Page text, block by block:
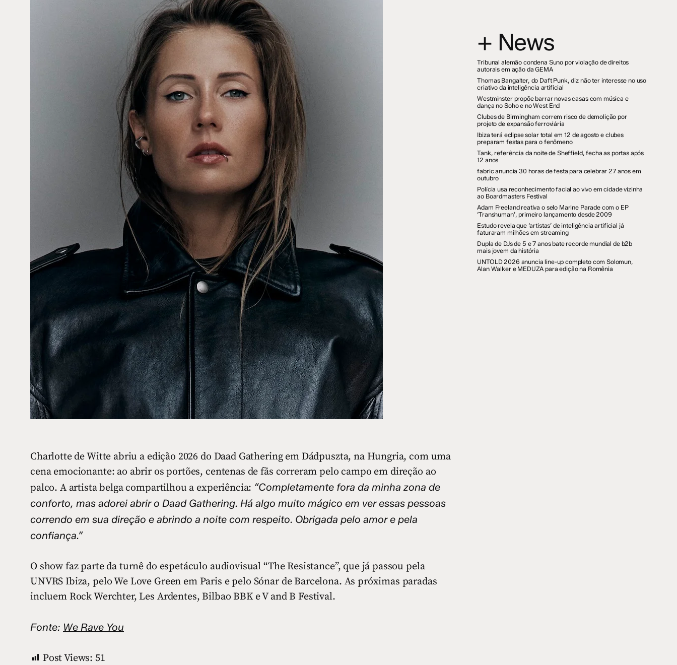
Charlotte de Witte abriu a edição 2026 do Daad Gathering em Dádpuszta, na Hungria, com uma
cena emocionante: ao abrir os portões, centenas de fãs correram pelo campo em direção ao
palco. A artista belga compartilhou a experiência: “Completamente fora da minha zona de
conforto, mas adorei abrir o Daad Gathering. Há algo muito mágico em ver essas pessoas
correndo em sua direção e abrindo a noite com respeito. Obrigada pelo amor e pela
confiança.”
O show faz parte da turnê do espetáculo audiovisual “The Resistance”, que já passou pela
UNVRS Ibiza, pelo We Love Green em Paris e pelo Sónar de Barcelona. As próximas paradas
incluem Rock Werchter, Les Ardentes, Bilbao BBK e V and B Festival.
Fonte: We Rave You
Post Views: 51
+ News
Tribunal alemão condena Suno por violação de direitos
autorais em ação da GEMA
Thomas Bangalter, do Daft Punk, diz não ter interesse no uso
criativo da inteligência artificial
Westminster propõe barrar novas casas com música e
dança no Soho e no West End
Clubes de Birmingham correm risco de demolição por
projeto de expansão ferroviária
Ibiza terá eclipse solar total em 12 de agosto e clubes
preparam festas para o fenômeno
Tank, referência da noite de Sheffield, fecha as portas após
12 anos
fabric anuncia 30 horas de festa para celebrar 27 anos em
outubro
Polícia usa reconhecimento facial ao vivo em cidade vizinha
ao Boardmasters Festival
Adam Freeland reativa o selo Marine Parade com o EP
‘Transhuman’, primeiro lançamento desde 2009
Estudo revela que ‘artistas’ de inteligência artificial já
faturaram milhões em streaming
Dupla de DJs de 5 e 7 anos bate recorde mundial de b2b
mais jovem da história
UNTOLD 2026 anuncia line-up completo com Solomun,
Alan Walker e MEDUZA para edição na Romênia